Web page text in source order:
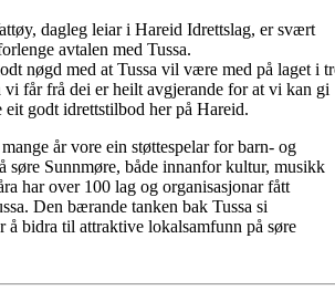
dagleg leiar i Hareid Idrettslag, er svært
avtalen med Tussa.
nøgd med at Tussa vil være med på laget i
vi får frå dei er heilt avgjerande for at vi kan gi
eit godt idrettstilbod her på Hareid.
år vore ein støttespelar for barn- og
søre Sunnmøre, både innanfor kultur, musikk
har over 100 lag og organisasjonar fått
Den bærande tanken bak Tussa si
å bidra til attraktive lokalsamfunn på søre